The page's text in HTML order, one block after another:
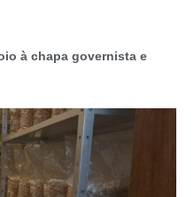
à chapa governista e